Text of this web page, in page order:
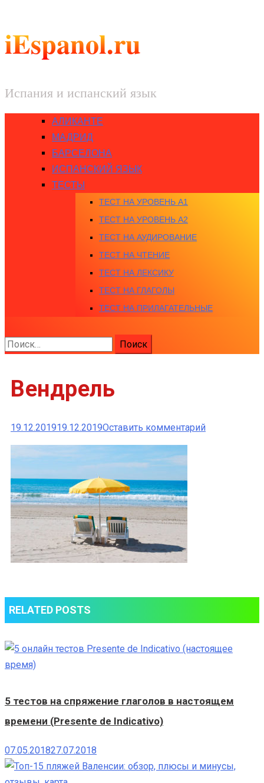
iEspanol.ru
Испания и испанский язык
АЛИКАНТЕ
МАДРИД
БАРСЕЛОНА
ИСПАНСКИЙ ЯЗЫК
ТЕСТЫ
ТЕСТ НА УРОВЕНЬ A1
ТЕСТ НА УРОВЕНЬ A2
ТЕСТ НА АУДИРОВАНИЕ
ТЕСТ НА ЧТЕНИЕ
ТЕСТ НА ЛЕКСИКУ
ТЕСТ НА ГЛАГОЛЫ
ТЕСТ НА ПРИЛАГАТЕЛЬНЫЕ
Найти:
Вендрель
19.12.201919.12.2019Оставить комментарийк
RELATED POSTS
5 тестов на спряжение глаголов в настоящем
времени (Presente de Indicativo)
07.05.201827.07.2018